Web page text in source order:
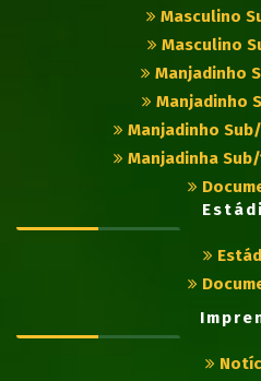
Masculino
Masculino
Manjadinho
Manjadinho
Manjadinho
Manjadinha